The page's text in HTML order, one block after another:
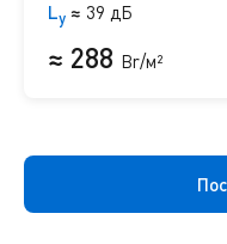
Ly ≈ 39 дБ
≈ 288 Br/м²